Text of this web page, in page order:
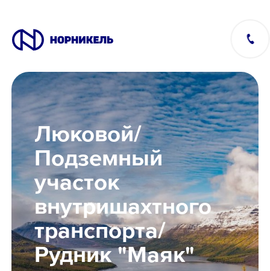
Вакансии
Производство
Офис
IT
Студентам
Люковой/
Подземный
участок
внутришахтного
транспорта/
Рудник "Маяк"